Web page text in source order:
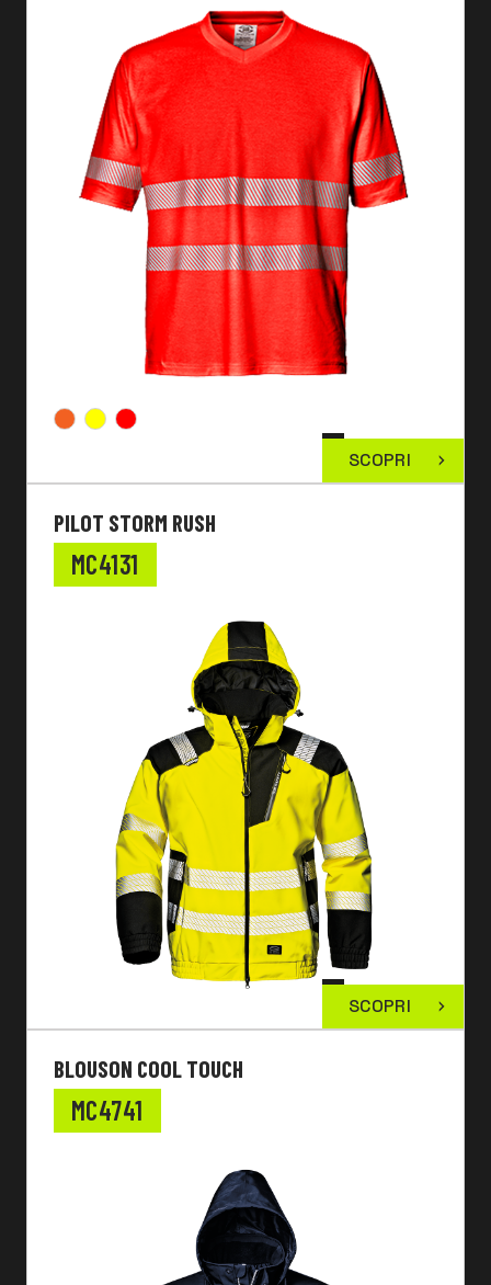
SCOPRI
PILOT STORM RUSH
MC4131
SCOPRI
BLOUSON COOL TOUCH
MC4741